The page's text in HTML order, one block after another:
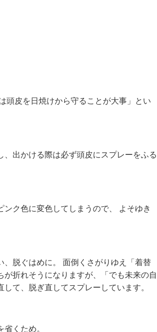
頭皮を日焼けから守ることが大事」とい
出かける際は必ず頭皮にスプレーをふる
ク色に変色してしまうので、 よそゆき
、脱ぐはめに。 面倒くさがりゆえ「着替
折れそうになりますが、「でも未来の自
て、脱ぎ直してスプレーしています。
くため。